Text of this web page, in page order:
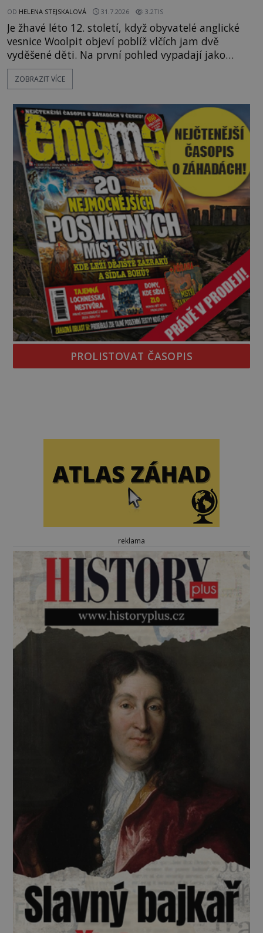
OD HELENA STEJSKALOVÁ 31.7.2026 3.2TIS
Je žhavé léto 12. století, když obyvatelé anglické
vesnice Woolpit objeví poblíž vlčích jam dvě
vyděšené děti. Na první pohled vypadají jako
každé jiné, až na jednu děsivou výjimku. Jejich
kůže má nazelenalý odstín, mluví
kromě syrových bobů. Příběh se rychle stává
jednou z největších záhad středověké Anglie a ani
po téměř devíti stech letech není
ZOBRAZIT VÍCE
PROLISTOVAT ČASOPIS
reklama